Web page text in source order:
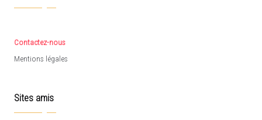
Contactez-nous
Mentions légales
Sites amis